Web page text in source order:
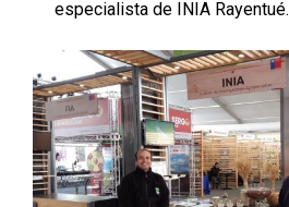
especialista de INIA Rayentué.